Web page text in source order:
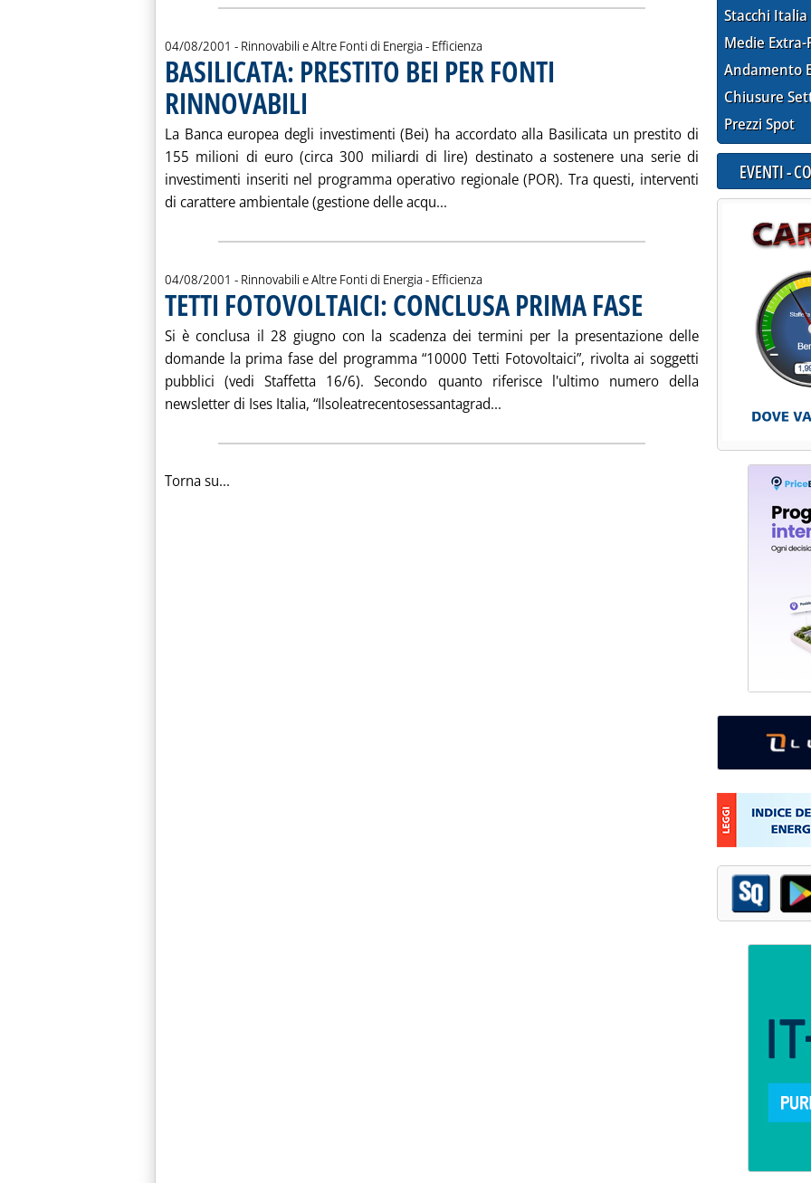
04/08/2001 - Rinnovabili e Altre Fonti di Energia - Efficienza
BASILICATA: PRESTITO BEI PER FONTI
RINNOVABILI
La Banca europea degli investimenti (Bei) ha accordato alla Basilicata un prestito di
155 milioni di euro (circa 300 miliardi di lire) destinato a sostenere una serie di
investimenti inseriti nel programma operativo regionale (POR). Tra questi, interventi
di carattere ambientale (gestione delle acqu... Leggi tutta la notizia: 'BASILICATA: PRESTITO BEI PER
04/08/2001 - Rinnovabili e Altre Fonti di Energia - Efficienza
TETTI FOTOVOLTAICI: CONCLUSA PRIMA FASE . Pubblicata sabato 04 agosto 2001
Si è conclusa il 28 giugno con la scadenza dei termini per la presentazione delle
domande la prima fase del programma “10000 Tetti Fotovoltaici”, rivolta ai soggetti
pubblici (vedi Staffetta 16/6). Secondo quanto riferisce l'ultimo numero della
newsletter di Ises Italia, “Ilsoleatrecentosessantagrad...
Torna su...
Stacchi Italia
Medie Extra-
Andamento
Chiusure
Prezzi Spot
EVENTI -